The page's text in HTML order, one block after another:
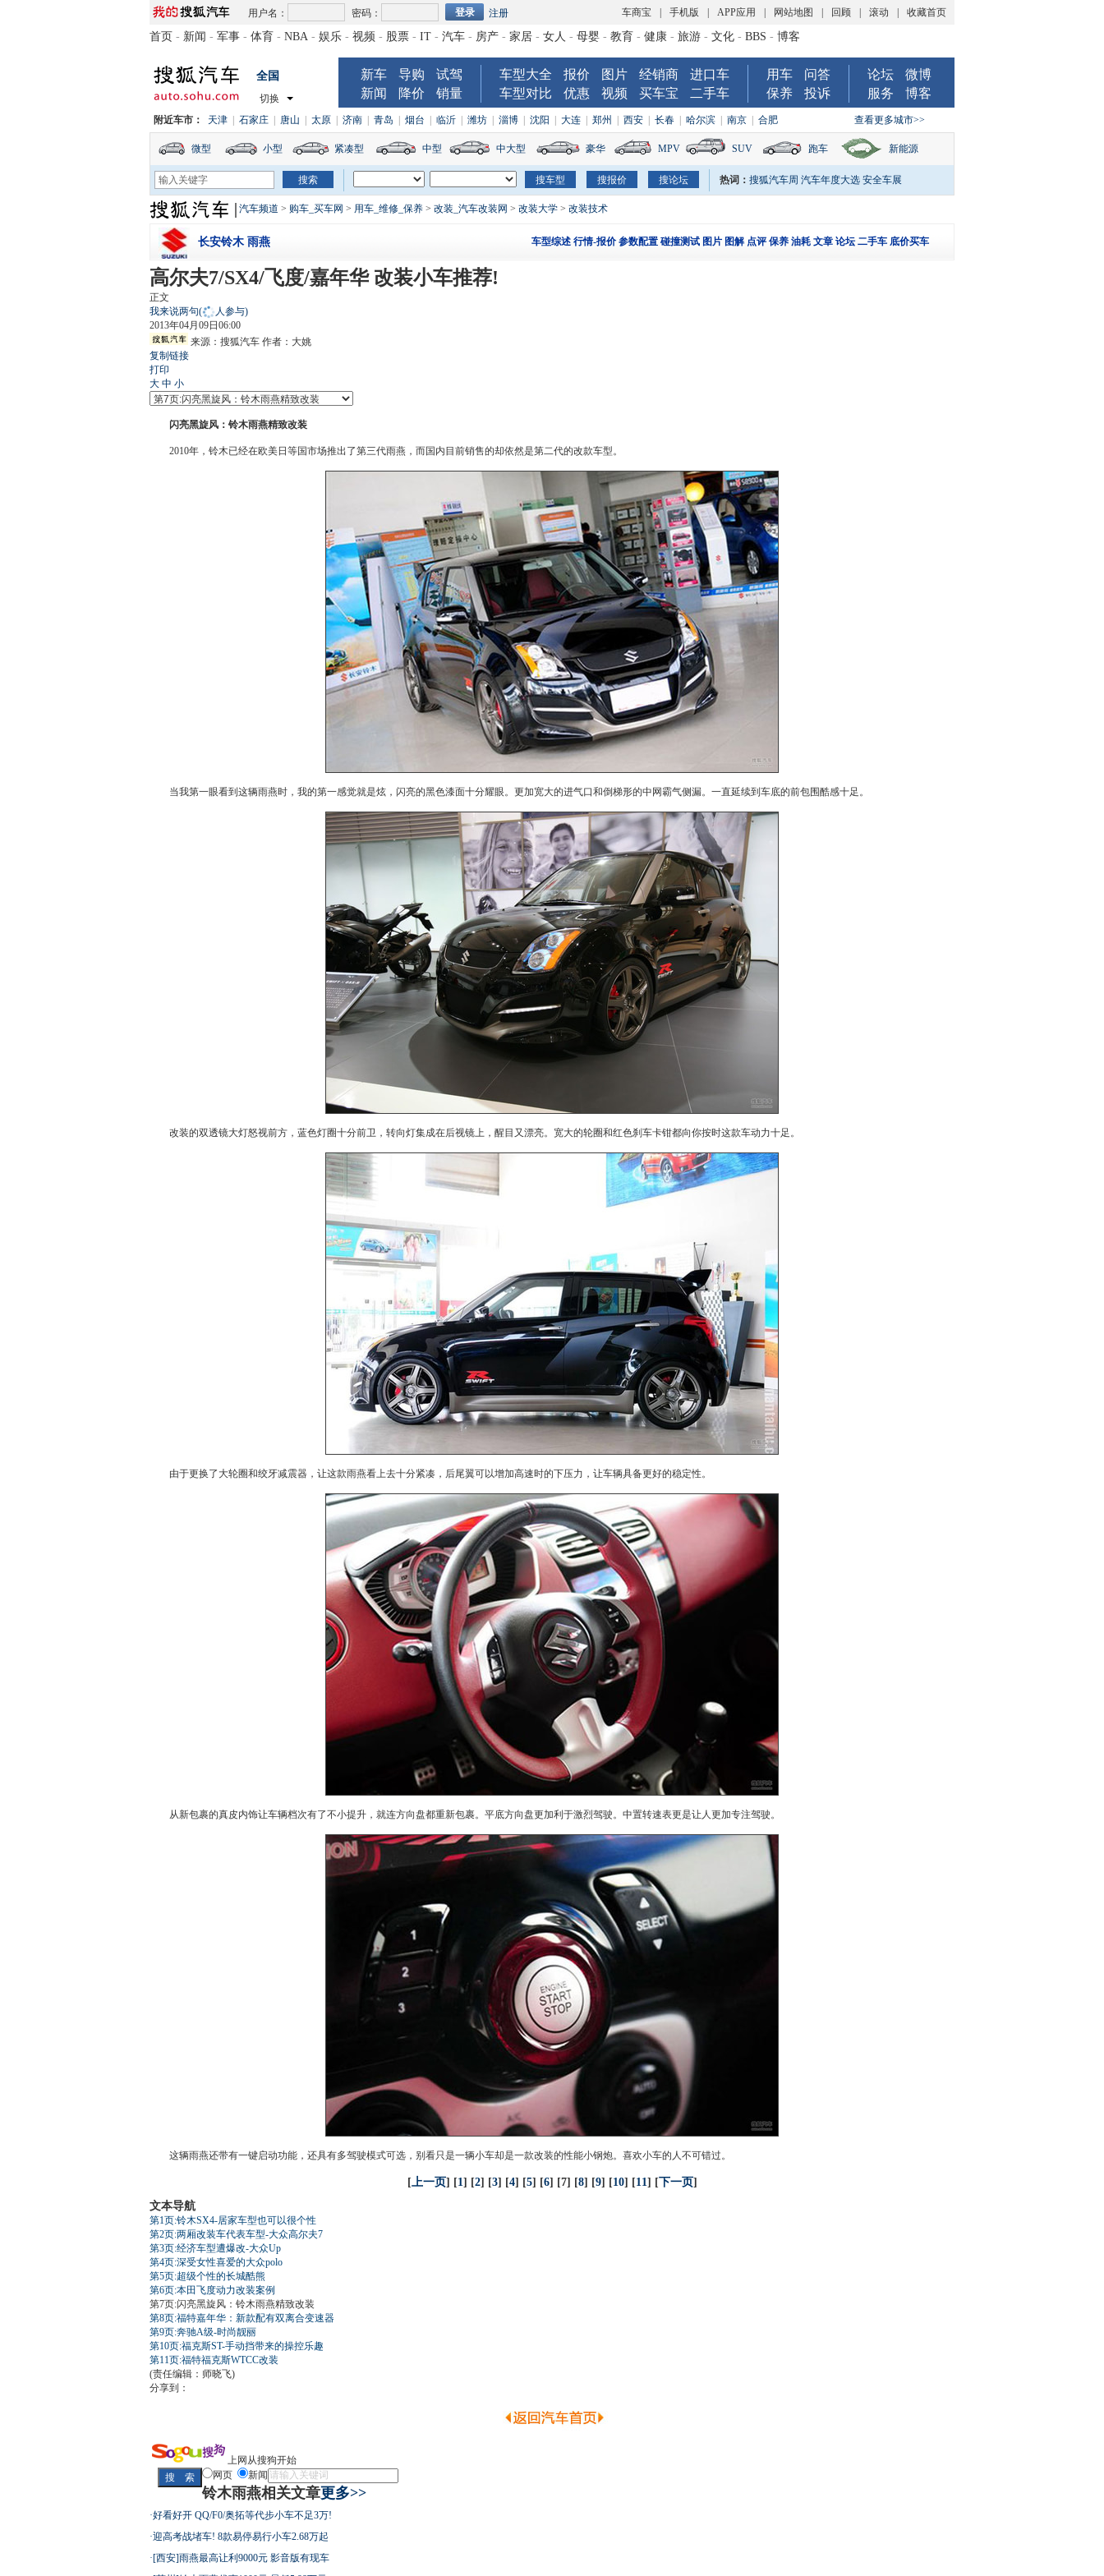
用户名： 密码： 注册 车商宝 手机版 APP应用 网站地图 回顾 滚动 收藏首页
首页 - 新闻 - 军事 - 体育 - NBA - 娱乐 - 视频 - 股票 - IT - 汽车 - 房产 - 家居 - 女人 - 母婴 - 教育 - 健康 - 旅游 - 文化 - BBS - 博客
全国
切换
新车 导购
试驾
新闻
降价 销量
车型大全 报价 图片 经销商
进口车
车型对比
优惠 视频 买车宝 二手车
用车
问答
保养
投诉
论坛
微博
服务
博客
查看更多城市>>
附近车市： 天津 石家庄 唐山 太原 济南 青岛 烟台 临沂 潍坊 淄博 沈阳 大连 郑州 西安 长春 哈尔滨 南京 合肥
微型 小型 紧凑型 中型 中大型 豪华 MPV SUV 跑车 新能源
热词： 搜狐汽车周 汽车年度大选 安全车展
汽车频道 > 购车_买车网 > 用车_维修_保养 > 改装_汽车改装网 > 改装大学 > 改装技术
车型综述 行情-报价 参数配置 碰撞测试 图片 图解 点评 保养 油耗 文章 论坛 二手车 底价买车
长安铃木 雨燕
高尔夫7/SX4/飞度/嘉年华 改装小车推荐!
正文
我来说两句(
人参与)
2013年04月09日06:00
来源： 搜狐汽车作者：大姚
复制链接
打印
大 中 小
闪亮黑旋风：铃木雨燕精致改装
2010年，铃木已经在欧美日等国市场推出了第三代雨燕，而国内目前销售的却依然是第二代的改款车型。
当我第一眼看到这辆雨燕时，我的第一感觉就是炫，闪亮的黑色漆面十分耀眼。更加宽大的进气口和倒梯形的中网霸气侧漏。一直延续到车底的前包围酷感十足。
改装的双透镜大灯怒视前方，蓝色灯圈十分前卫，转向灯集成在后视镜上，醒目又漂亮。宽大的轮圈和红色刹车卡钳都向你按时这款车动力十足。
由于更换了大轮圈和绞牙减震器，让这款雨燕看上去十分紧凑，后尾翼可以增加高速时的下压力，让车辆具备更好的稳定性。
从新包裹的真皮内饰让车辆档次有了不小提升，就连方向盘都重新包裹。平底方向盘更加利于激烈驾驶。中置转速表更是让人更加专注驾驶。
这辆雨燕还带有一键启动功能，还具有多驾驶模式可选，别看只是一辆小车却是一款改装的性能小钢炮。喜欢小车的人不可错过。
[上一页] [1] [2] [3] [4] [5] [6] [7] [8] [9] [10] [11] [下一页]
文本导航
第1页:铃木SX4-居家车型也可以很个性
第2页:两厢改装车代表车型-大众高尔夫7
第3页:经济车型遭爆改-大众Up
第4页:深受女性喜爱的大众polo
第5页:超级个性的长城酷熊
第6页:本田飞度动力改装案例
第7页:闪亮黑旋风：铃木雨燕精致改装
第8页:福特嘉年华：新款配有双离合变速器
第9页:奔驰A级-时尚靓丽
第10页:福克斯ST-手动挡带来的操控乐趣
第11页:福特福克斯WTCC改装
(责任编辑：师晓飞)
分享到：
上网从搜狗开始
网页
新闻
铃木雨燕相关文章更多>>
·好看好开 QQ/F0/奥拓等代步小车不足3万!
·迎高考战堵车! 8款易停易行小车2.68万起
·[西安]雨燕最高让利9000元 影音版有现车